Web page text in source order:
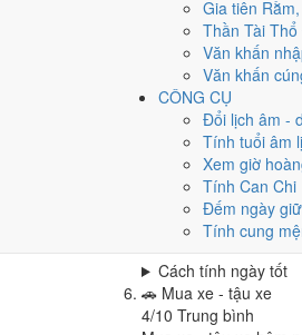
Gia tiên
Thần Tài
Văn khấn
Văn khấn
CÔNG CỤ
Đổi lịch âm -
Tính tuổi âm
Xem giờ
Tính Can Chi
Đếm ngày
Tính cung
Trung bình
Ký hợp đồng - giao
Cách tính ngày tốt
🏗️ Động thổ - khởi công
Trung bình
Động thổ - khởi công
Cách tính ngày tốt
Nhập trạch - vào
Trung bình
Nhập trạch - vào nhà
Cách tính ngày tốt
🚗 Mua xe - tậu xe
4/10 Trung bình